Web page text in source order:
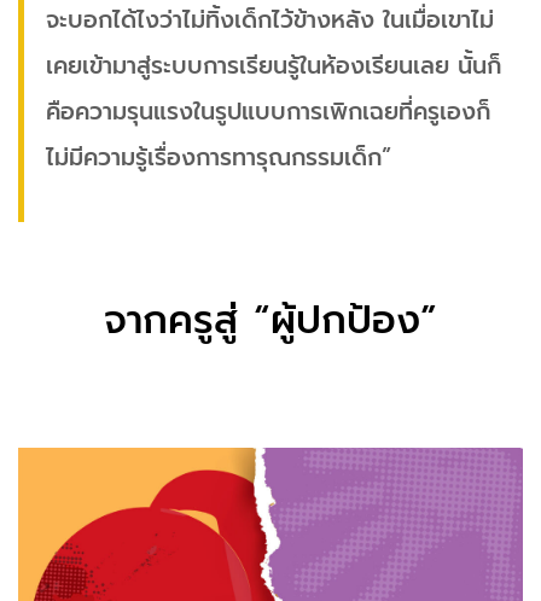
จะบอกได้ไงว่าไม่ทิ้งเด็กไว้ข้างหลัง ในเมื่อเขาไม่
เคยเข้ามาสู่ระบบการเรียนรู้ในห้องเรียนเลย นั้นก็
คือความรุนแรงในรูปแบบการเพิกเฉยที่ครูเองก็
ไม่มีความรู้เรื่องการทารุณกรรมเด็ก”
จากครูสู่ “ผู้ปกป้อง”